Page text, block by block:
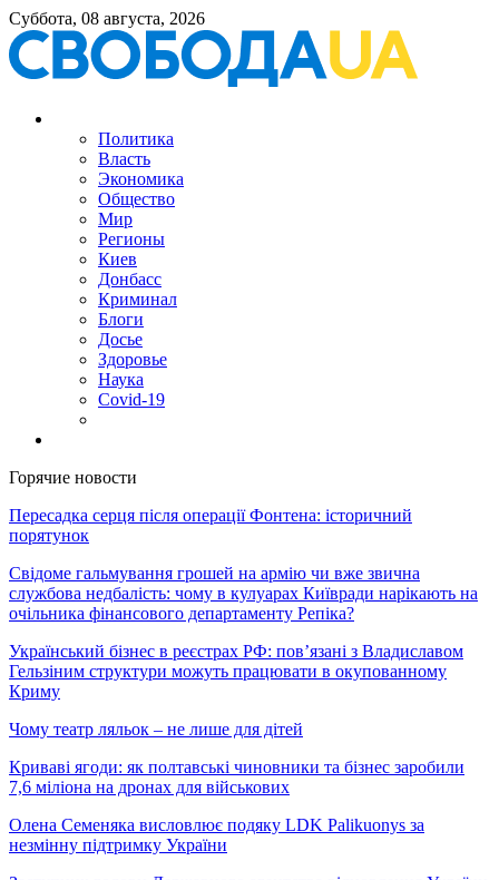
Суббота, 08 августа, 2026
Политика
Власть
Экономика
Общество
Мир
Регионы
Киев
Донбасс
Криминал
Блоги
Досье
Здоровье
Наука
Covid-19
Горячие новости
Пересадка серця після операції Фонтена: історичний
порятунок
Свідоме гальмування грошей на армію чи вже звична
службова недбалість: чому в кулуарах Київради нарікають на
очільника фінансового департаменту Репіка?
Український бізнес в реєстрах РФ: пов’язані з Владиславом
Гельзіним структури можуть працювати в окупованному
Криму
Чому театр ляльок – не лише для дітей
Криваві ягоди: як полтавські чиновники та бізнес заробили
7,6 міліона на дронах для військових
Олена Семеняка висловлює подяку LDK Palikuonys за
незмінну підтримку України